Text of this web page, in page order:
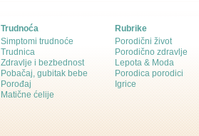
Trudnoća
Simptomi trudnoće
Trudnica
Zdravlje i bezbednost
Pobačaj, gubitak bebe
Porođaj
Matične ćelije
Rubrike
Porodični život
Porodično zdravlje
Lepota & Moda
Porodica porodici
Igrice